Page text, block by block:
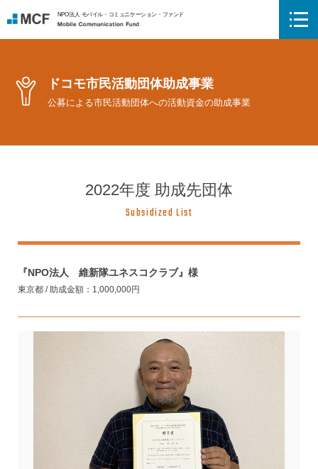
NPO法人 モバイル・コミュニケーション・ファンド
ドコモ市民活動団体助成事業
公募による市民活動団体への活動資金の助成事業
2022年度 助成先団体
Subsidized List
『NPO法人 維新隊ユネスコクラブ』様
東京都 / 助成金額：1,000,000円